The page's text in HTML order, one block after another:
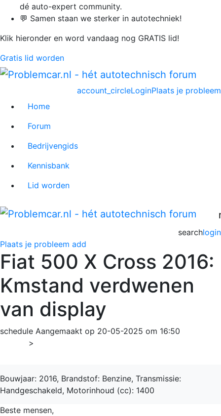
dé auto-expert community.
💬 Samen staan we sterker in autotechniek!
Klik hieronder en word vandaag nog GRATIS lid!
Gratis lid worden
Plaats je probleem
account_circleLogin
Home
Forum
Bedrijvengids
Kennisbank
Lid worden
login
search
Plaats je probleem add
Fiat 500 X Cross 2016:
Kmstand verdwenen
van display
schedule Aangemaakt op 20-05-2025 om 16:50
>
Bouwjaar: 2016, Brandstof: Benzine, Transmissie:
Handgeschakeld, Motorinhoud (cc): 1400
Beste mensen,